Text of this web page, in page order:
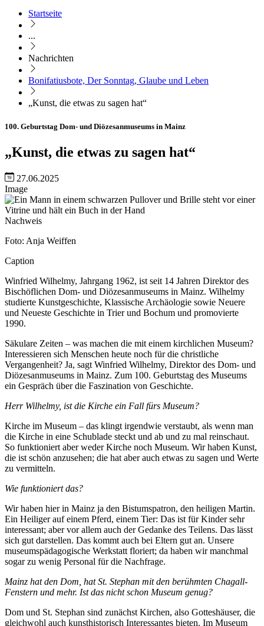
Startseite
...
Nachrichten
Bonifatiusbote, Der Sonntag, Glaube und Leben
„Kunst, die etwas zu sagen hat“
100. Geburtstag Dom- und Diözesanmuseums in Mainz
„Kunst, die etwas zu sagen hat“
27.06.2025
Image
Nachweis
Foto: Anja Weiffen
Caption
Winfried Wilhelmy, Jahrgang 1962, ist seit 14 Jahren Direktor des
Bischöflichen Dom- und Diözesanmuseums in Mainz. Wilhelmy
studierte Kunstgeschichte, Klassische Archäologie sowie Neuere
und Neueste Geschichte in Trier und Bochum und promovierte
1990.
Säkulare Zeiten – was machen die mit einem kirchlichen Museum?
Interessieren sich Menschen heute noch für die christliche
Vergangenheit? Ja, sagt Winfried Wilhelmy, Direktor des Dom- und
Diözesanmuseums in Mainz. Zum 100. Geburtstag des Museums
ein Gespräch über die Faszination von Geschichte.
Herr Wilhelmy, ist die Kirche ein Fall fürs Museum?
Kirche im Museum – das klingt irgendwie verstaubt, als wenn man
die Kirche in eine Schublade steckt und ab und zu mal reinschaut.
So funktioniert aber weder Kirche noch Museum. Wir haben Kunst,
die ist schön anzusehen; die hat aber auch etwas zu sagen und Werte
zu vermitteln.
Wie funktioniert das?
Wir haben hier in Mainz ja den Bistumspatron, den heiligen Martin.
Ein Heiliger auf einem Pferd, einem Tier: Das ist für Kinder sehr
interessant; aber vor allem auch der Gedanke des Teilens. Das lässt
sich gut darstellen. Das kommt auch bei Eltern gut an. Unsere
museumspädagogische Werkstatt floriert; da haben wir manchmal
sogar zu wenig Personal für die Nachfrage.
Mainz hat den Dom, hat St. Stephan mit den berühmten Chagall-
Fenstern und mehr. Ist das nicht schon Museum genug?
Dom und St. Stephan sind zunächst Kirchen, also Gotteshäuser, die
gleichwohl auch kunsthistorisch Interessantes bieten. Im Museum